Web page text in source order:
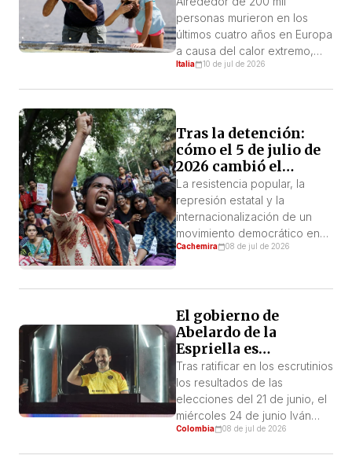
todos los argentinos son
racistas porque […]
personas murieron en los
últimos cuatro años en Europa
a causa del calor extremo,
principalmente en los países
de la sociedad: enfermos,
personas mayores y
trabajadores obligados a
desempeñar sus tareas bajo
el sol o en ambientes sin […]
Italia 10 de jul de 2026
Tras la detención:
cómo el 5 de julio de
2026 cambió el
equilibrio político en
Cachemira
La resistencia popular, la
represión estatal y la
internacionalización de un
movimiento democrático en
Jammu y Cachemira, bajo
Shaukat Nawaz Mir, miembro
destacado del Comité
Conjunto de Acción Awami
(JAAC), esperaban frenar el
impulso de un movimiento
que ya había soportado
semanas de represión,
detenciones e intimidación
Cachemira 08 de jul de 2026
El gobierno de
Abelardo de la
Espriella es
ilegítimo: ¡A
continuar la lucha en
las calles contra el
regreso del
autoritarismo!
Tras ratificar en los escrutinios
los resultados de las
elecciones del 21 de junio, el
miércoles 24 de junio Iván
Cepeda reconoció
Colombia 08 de jul de 2026